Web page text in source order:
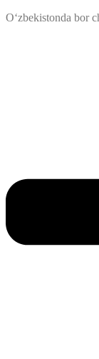
Oʻzbekistonda bor